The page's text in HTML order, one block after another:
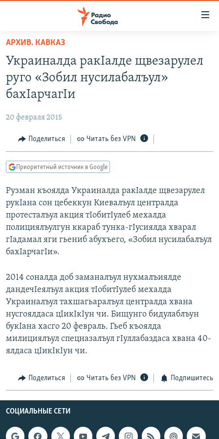
упрощенного
доступа
основному
Вернутся
Вернутся
поиску
ПОДКАСТЫ
АВТОРСКИЕ ПРОЕКТЫ
МНЕНИЯ
КУЛЬТУРА
КАВКАЗ.РЕАЛИИ
СЕВЕР.РЕАЛИИ
СИБИРЬ.РЕАЛИИ
РАСПИСАНИЕ ВЕЩАНИЯ
ПОДПИШИТЕСЬ НА РАССЫЛКУ
СОЦИАЛЬНЫЕ СЕТИ
Все сайты РСЕ/РС
АРХИВ. КАВКАЗ
Украиналда ракIалде щвезарулел
руго «Зобил нусилабалъул»
бахIарчагIи
20 февраля 2015
Поделиться Читать без VPN
Приоритетный источник в Google
Рузман къоялда Украиналда ракIалде щвезарулел
рукIана сон цебеккун Киевалъул централда
протесталъул акция тIобитIулеб мехалда
полициялъулгун ккараб тунка-гIусиялда хварал
гIадамал яги гьениб абухъего, «Зобил нусилабалъул
бахIарчагIи».
2014 соналда доб заманалъул нухмалъиялде
дандечIеялъул акция тIобитIулеб мехалда
Украиналъул тахшагьаралъул централда хвана
нусгоялдаса цIикIкIун чи. Бищунго бидулаблъун
букIана хасго 20 февраль. Гьеб къоялда
милициялъул спецназалъул гIуллабаздаса хвана 40-
ялдаса цIикIкIун чи.
Поделиться Читать без VPN Подпишитесь
СОЦИАЛЬНЫЕ СЕТИ